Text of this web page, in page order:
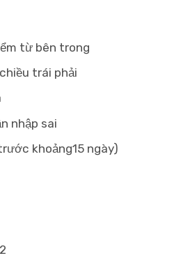
từ bên trong
trái phải
nhập sai
khoảng15 ngày)